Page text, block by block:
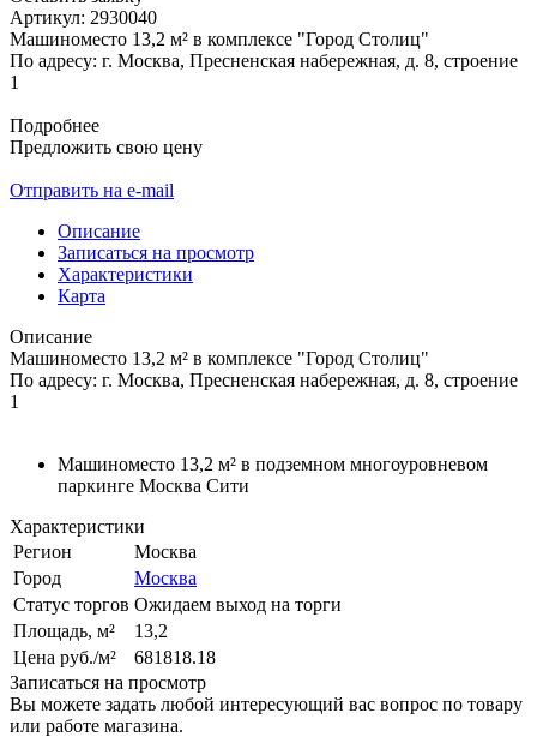
Артикул: 2930040
Машиноместо 13,2 м² в комплексе "Город Столиц"
По адресу: г. Москва, Пресненская набережная, д. 8, строение
1
Подробнее
Предложить свою цену
Отправить на e-mail
Описание
Записаться на просмотр
Характеристики
Карта
Описание
Машиноместо 13,2 м² в комплексе "Город Столиц"
По адресу: г. Москва, Пресненская набережная, д. 8, строение
1
Машиноместо 13,2 м² в подземном многоуровневом
паркинге Москва Сити
Характеристики
Регион
Москва
Город
Москва
Статус торгов Ожидаем выход на торги
Площадь, м²
13,2
Цена руб./м²
681818.18
Записаться на просмотр
Вы можете задать любой интересующий вас вопрос по товару
или работе магазина.